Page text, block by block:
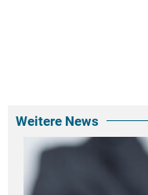
Weitere News